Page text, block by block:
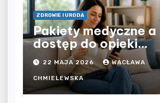
ZDROWIE I URODA
Pakiety medyczne a
dostęp do opieki
zdrowotnej bez
ograniczeń
czy prywatna
większą swobodę?
22 MAJA 2026 WACŁAWA
CHMIELEWSKA